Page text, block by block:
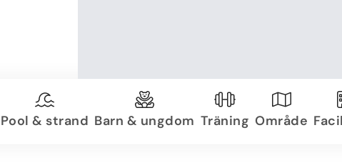
Pool & strand Barn & ungdom Träning Område